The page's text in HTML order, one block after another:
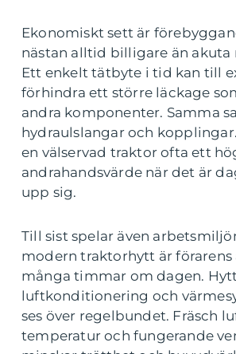
Ekonomiskt sett är
nästan alltid billigare än akuta
Ett enkelt tätbyte i tid kan till
förhindra ett större läckage
andra komponenter. Samma
hydraulslangar och
en välservad traktor ofta ett
andrahandsvärde när det är
upp sig.
Till sist spelar även
modern traktorhytt är förarens
många timmar om dagen.
luftkonditionering och
ses över regelbundet. Fräsch
temperatur och fungerande